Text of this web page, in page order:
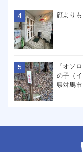
顔より
「オソ
の子（
県対馬市